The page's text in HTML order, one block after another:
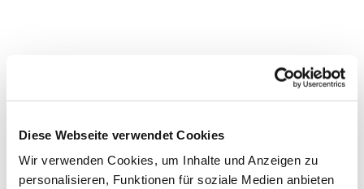
Diese Webseite verwendet Cookies
Wir verwenden Cookies, um Inhalte und Anzeigen zu
personalisieren, Funktionen für soziale Medien anbieten